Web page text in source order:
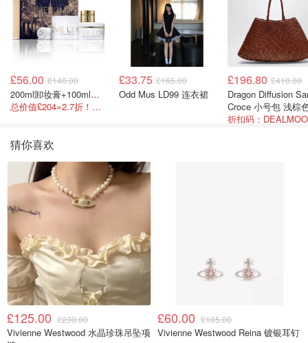
£56.00 £140.00
200ml卸妆膏+100ml急救面膜+面霜+洁颜布
总价值£204=2.7折！闭眼冲这套！
£33.75 £165.00
Odd Mus LD99 连衣裙
£196.80 £410.00
Dragon Diffusion Santa
Croce 小号包 浅棕
猜你喜欢
£125.00 £230.00
Vivienne Westwood 水晶珍珠吊坠项
£60.00 £105.00
Vivienne Westwood Reina 镀银耳钉